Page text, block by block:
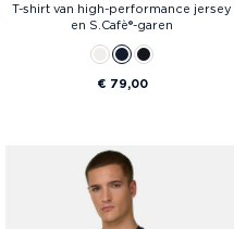
T-shirt van high-performance jersey
en S.Cafè®-garen
€ 79,00